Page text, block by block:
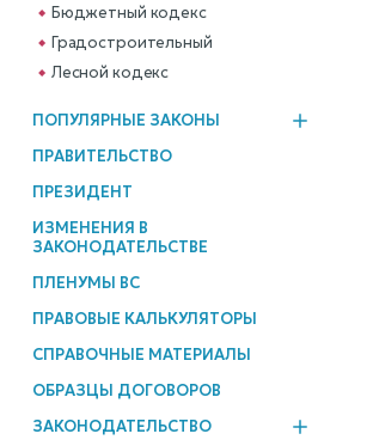
Бюджетный кодекс
Градостроительный
Лесной кодекс
ПОПУЛЯРНЫЕ ЗАКОНЫ
ПРАВИТЕЛЬСТВО
ПРЕЗИДЕНТ
ИЗМЕНЕНИЯ В
ЗАКОНОДАТЕЛЬСТВЕ
ПЛЕНУМЫ ВС
ПРАВОВЫЕ КАЛЬКУЛЯТОРЫ
СПРАВОЧНЫЕ МАТЕРИАЛЫ
ОБРАЗЦЫ ДОГОВОРОВ
ЗАКОНОДАТЕЛЬСТВО